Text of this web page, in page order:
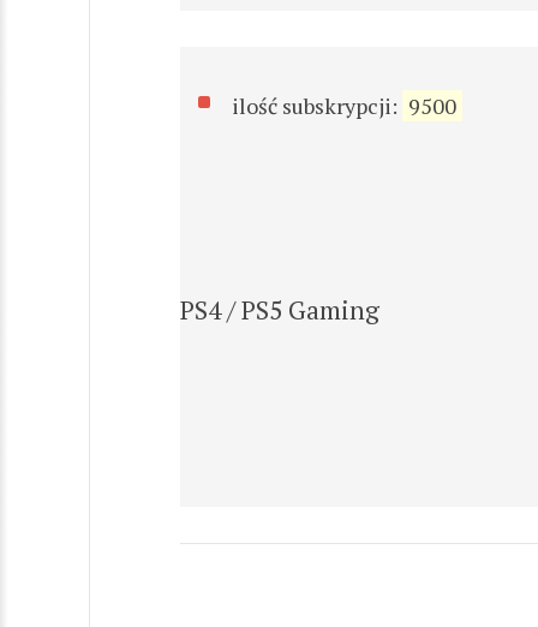
ilość subskrypcji: 9500
PS4 / PS5 Gaming